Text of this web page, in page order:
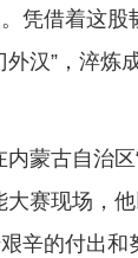
凭借着这股
外汉”，淬炼
蒙古自治
大赛现场，
辛的付出和